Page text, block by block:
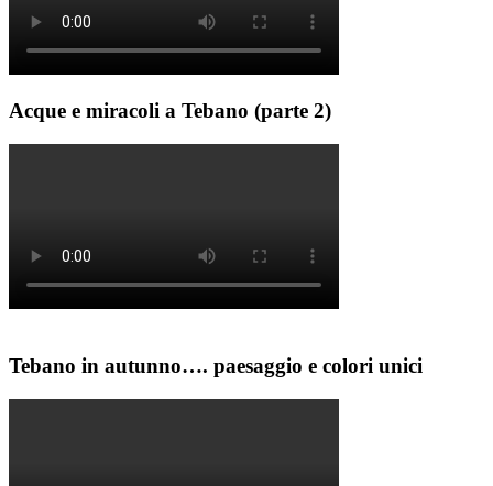
Acque e miracoli a Tebano (parte 2)
Tebano in autunno…. paesaggio e colori unici